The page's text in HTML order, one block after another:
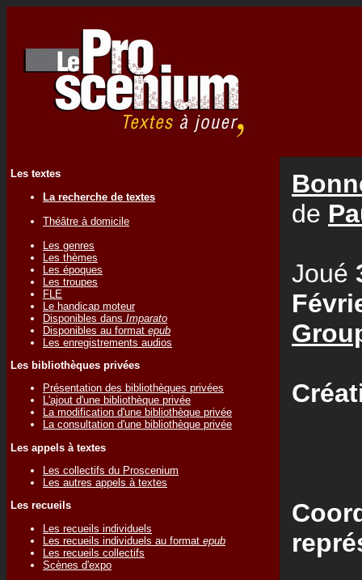
Les textes
La recherche de textes
Théâtre à domicile
Les genres
Les thèmes
Les époques
Les troupes
FLE
Le handicap moteur
Disponibles dans Imparato
Disponibles au format epub
Les enregistrements audios
Les bibliothèques privées
Présentation des bibliothèques privées
L'ajout d'une bibliothèque privée
La modification d'une bibliothèque privée
La consultation d'une bibliothèque privée
Les appels à textes
Les collectifs du Proscenium
Les autres appels à textes
Les recueils
Les recueils individuels
Les recueils individuels au format epub
Les recueils collectifs
Scènes d'expo
de
Joué